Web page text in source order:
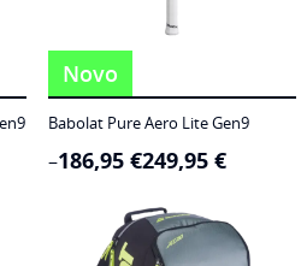
Novo
Babolat Pure Aero Lite Gen9
186,95 €
– 249,95 €
Price
range:
249,95 €